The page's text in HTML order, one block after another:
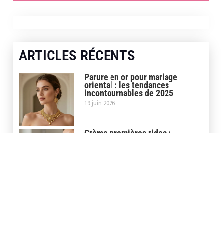
ARTICLES RÉCENTS
Parure en or pour mariage
oriental : les tendances
incontournables de 2025
19 juin 2026
Crème premières rides :